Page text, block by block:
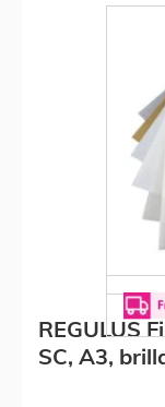
REGULUS
SC, A3,